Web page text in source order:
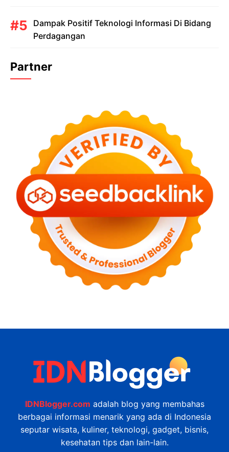
Dampak Positif Teknologi Informasi Di Bidang
Perdagangan
Partner
IDNBlogger.com adalah blog yang membahas
berbagai informasi menarik yang ada di Indonesia
seputar wisata, kuliner, teknologi, gadget, bisnis,
kesehatan tips dan lain-lain.